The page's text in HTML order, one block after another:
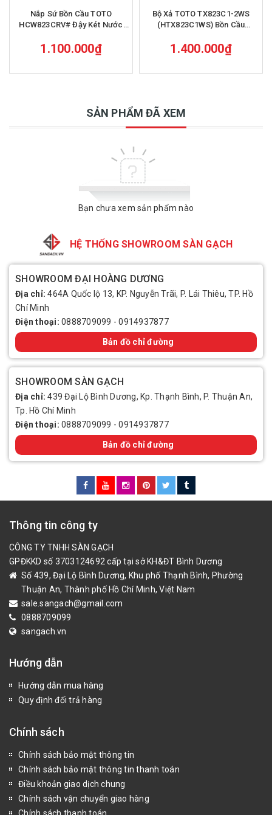
Nắp Sứ Bồn Cầu TOTO
HCW823CRV# Đậy Két Nước
1.100.000₫
Bộ Xả TOTO TX823C1-2WS
(HTX823C1WS) Bồn Cầu
1.400.000₫
SẢN PHẨM ĐÃ XEM
Bạn chưa xem sản phẩm nào
HỆ THỐNG SHOWROOM SÀN GẠCH
SHOWROOM ĐẠI HOÀNG DƯƠNG
Địa chỉ:464A Quốc lộ 13, KP. Nguyễn Trãi, P. Lái Thiêu, TP. Hồ
Chí Minh
Điện thoại: 0888709099 -0914937877
Bản đồ chỉ đường
SHOWROOM SÀN GẠCH
Địa chỉ:439 Đại Lộ Bình Dương, Kp. Thạnh Bình, P. Thuận An,
Tp. Hồ Chí Minh
Điện thoại: 0888709099 -0914937877
Bản đồ chỉ đường
Thông tin công ty
CÔNG TY TNHH SÀN GẠCH
GPĐKKD số 3703124692 cấp tại sở KH&ĐT Bình Dương
Số 439, Đại Lộ Bình Dương, Khu phố Thạnh Bình, Phường
Thuận An, Thành phố Hồ Chí Minh, Việt Nam
sale.sangach@gmail.com
0888709099
sangach.vn
Hướng dẫn
Hướng dẫn mua hàng
Quy định đổi trả hàng
Chính sách
Chính sách bảo mật thông tin
Chính sách bảo mật thông tin thanh toán
Điều khoản giao dịch chung
Chính sách vận chuyển giao hàng